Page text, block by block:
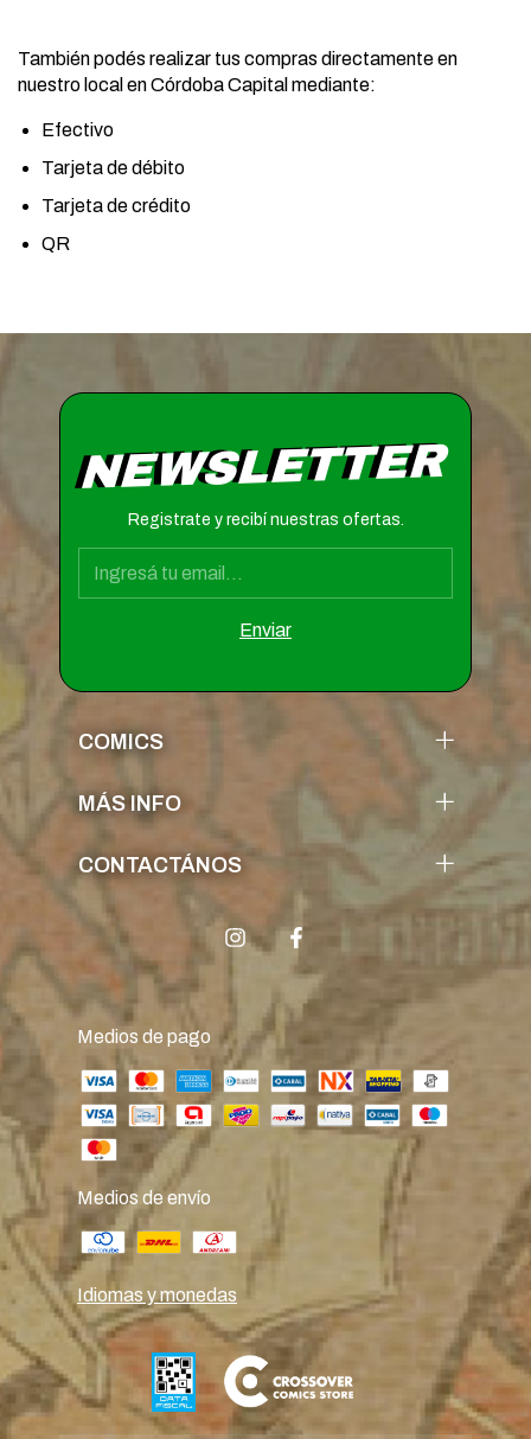
También podés realizar tus compras directamente en
nuestro local en Córdoba Capital mediante:
Efectivo
Tarjeta de débito
Tarjeta de crédito
QR
NEWSLETTER
Registrate y recibí nuestras ofertas.
COMICS
MÁS INFO
CONTACTÁNOS
Medios de pago
Medios de envío
Idiomas y monedas